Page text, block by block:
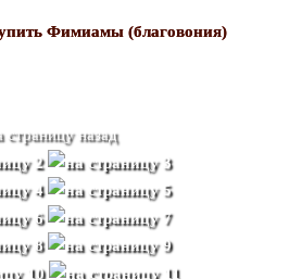
Фимиамы (благовония)